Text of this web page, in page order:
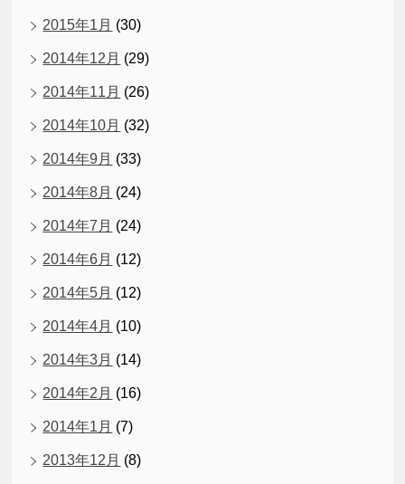
2015年1月 (30)
2014年12月 (29)
2014年11月 (26)
2014年10月 (32)
2014年9月 (33)
2014年8月 (24)
2014年7月 (24)
2014年6月 (12)
2014年5月 (12)
2014年4月 (10)
2014年3月 (14)
2014年2月 (16)
2014年1月 (7)
2013年12月 (8)